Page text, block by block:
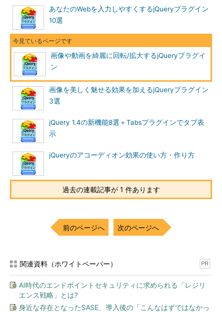
あなたのWebを入力しやすくするjQueryプラグイン
10選
画像や動画を綺麗に回転/拡大するjQueryプラグイ
ン
画像を美しく魅せる効果を加えるjQueryプラグイン
3選
jQuery 1.4の新機能8選＋Tabsプラグインでタブ表
示
jQueryのアコーディオン効果の使い方・作り方
過去の連載記事が 1 件あります
前のページへ 次のページへ
関連資料（ホワイトペーパー） PR
AI時代のエンドポイントセキュリティに求められる「レジリ
エンス戦略」とは?
身近な存在となったSASE、導入後の「こんなはずではなかっ